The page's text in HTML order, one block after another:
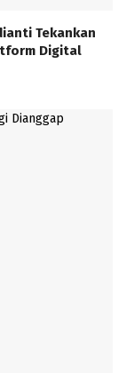
Tekankan
Digital